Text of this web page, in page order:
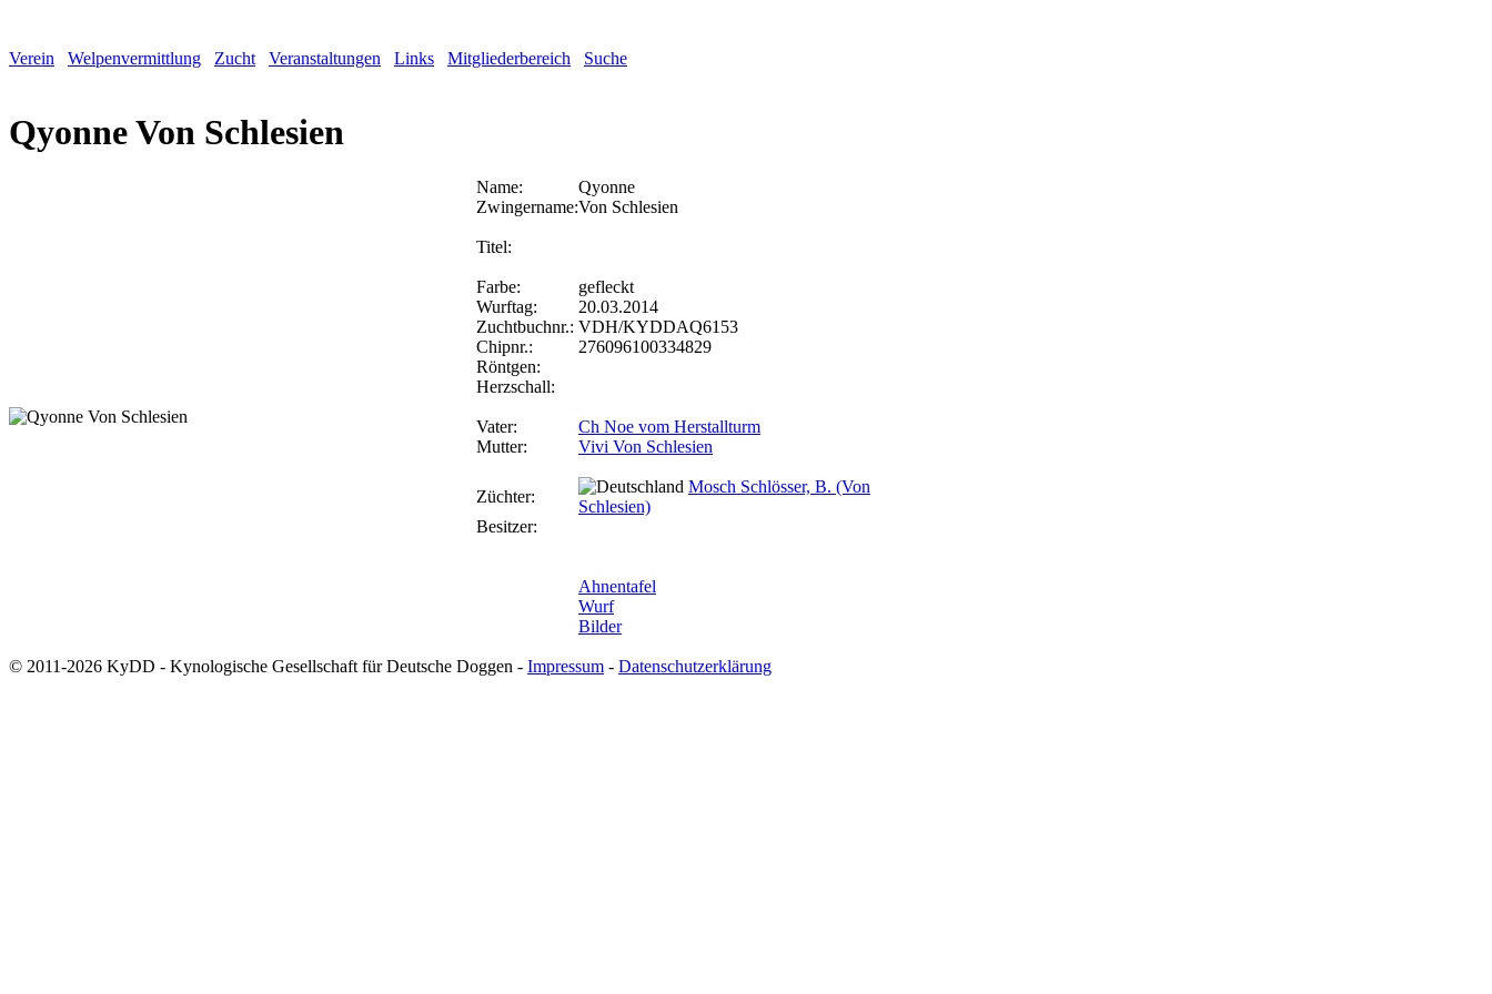
Verein Welpenvermittlung Zucht Veranstaltungen Links Mitgliederbereich Suche
Qyonne Von Schlesien
Name:
Qyonne
Zwingername:Von Schlesien
Titel:
Farbe:
gefleckt
Wurftag:
20.03.2014
Zuchtbuchnr.: VDH/KYDDAQ6153
Chipnr.:
276096100334829
Röntgen:
Herzschall:
Vater:
Ch Noe vom Herstallturm
Mutter:
Vivi Von Schlesien
Züchter:
Mosch Schlösser, B. (Von
Schlesien)
Besitzer:
Ahnentafel
Wurf
Bilder
© 2011-2026 KyDD - Kynologische Gesellschaft für Deutsche Doggen - Impressum - Datenschutzerklärung